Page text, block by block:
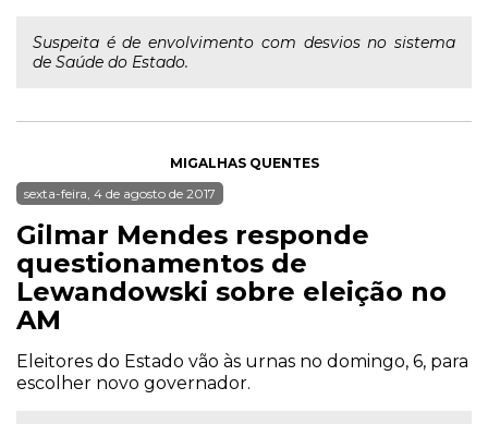
Suspeita é de envolvimento com desvios no sistema
de Saúde do Estado.
MIGALHAS QUENTES
sexta-feira, 4 de agosto de 2017
Gilmar Mendes responde
questionamentos de
Lewandowski sobre eleição no
AM
Eleitores do Estado vão às urnas no domingo, 6, para
escolher novo governador.